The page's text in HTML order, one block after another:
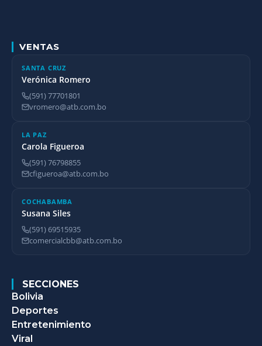
VENTAS
SANTA CRUZ
Verónica Romero
(591) 77701801
vromero@atb.com.bo
LA PAZ
Carola Figueroa
(591) 76798855
cfigueroa@atb.com.bo
COCHABAMBA
Susana Siles
(591) 69515935
comercialcbb@atb.com.bo
SECCIONES
Bolivia
Deportes
Entretenimiento
Viral